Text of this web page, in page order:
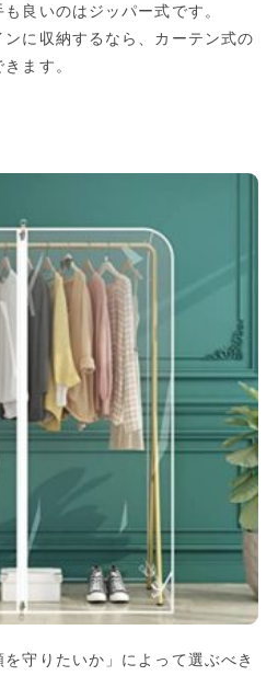
良いのはジッパー式です。
に収納するなら、カーテン式の
ます。
守りたいか」によって選ぶべき